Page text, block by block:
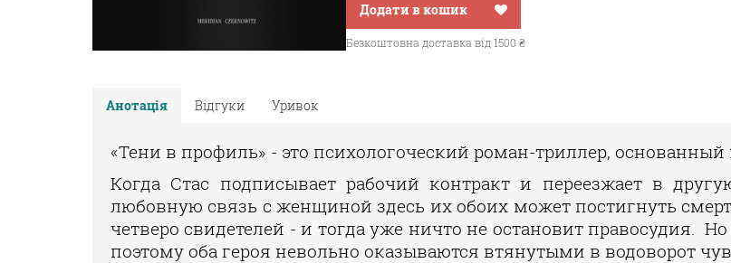
Додати в кошик
Безкоштовна доставка від 1500 ₴
Анотація Відгуки Уривок
«Тени в профиль» - это психологоческий роман-триллер,
Когда Стас подписывает рабочий контракт и переезжает в
любовную связь с женщиной здесь их обоих может постигнуть
четверо свидетелей - и тогда уже ничто не остановит правосудия.
поэтому оба героя невольно оказываются втянутыми в водоворот